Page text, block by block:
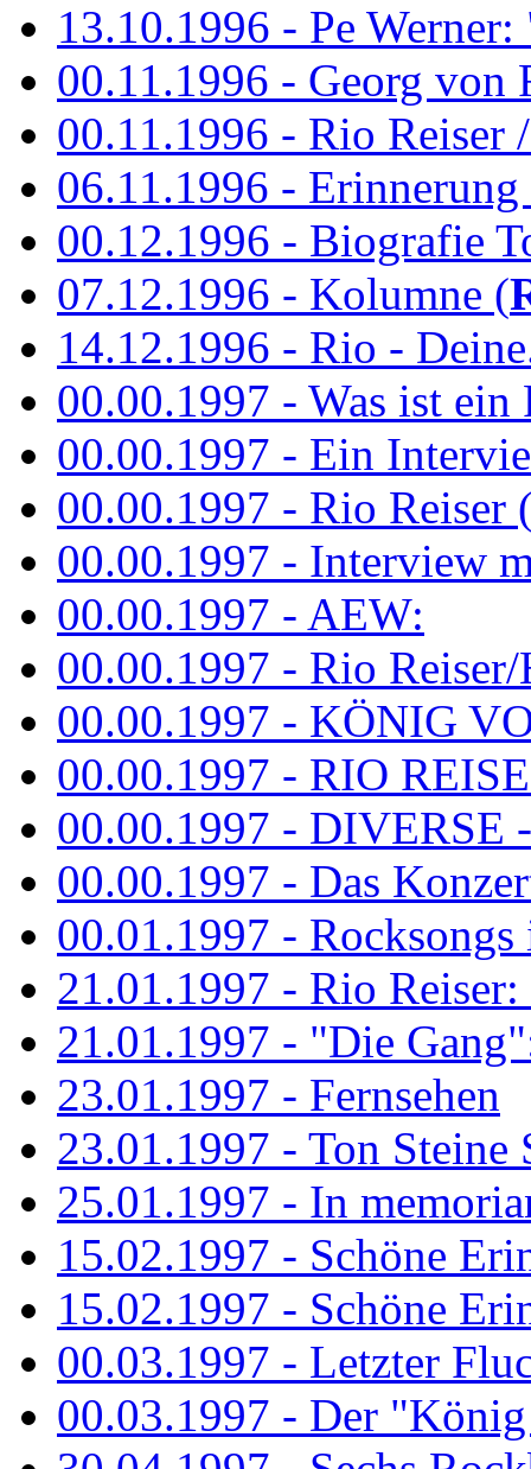
13.10.1996 - Pe
00.11.1996 - Georg von
00.11.1996 - Rio Reiser
06.11.1996 -
00.12.1996 - Biografie
07.12.1996 - Kolumne (
14.12.1996 - Rio -
00.00.1997 - Was ist ein
00.00.1997 - Ein
00.00.1997 - Rio Reiser
00.00.1997 - Interview
00.00.1997 - AEW:
00.00.1997 - Rio Reiser/
00.00.1997 - KÖNIG
00.00.1997 - RIO
00.00.1997 - DIVERSE
00.00.1997 - Das
00.01.1997 -
21.01.1997 - Rio
21.01.1997 - "Die
23.01.1997 - Fernsehen
23.01.1997 - Ton Steine
25.01.1997 - In
15.02.1997 - Schöne
15.02.1997 - Schöne
00.03.1997 - Letzter
00.03.1997 - Der